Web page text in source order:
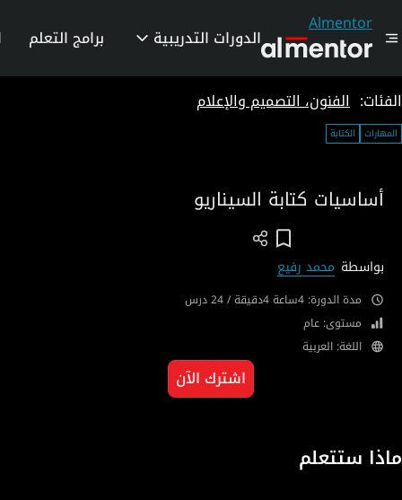
Almentor
الدورات التدريبية برامج التعلم
الفئات: الفنون، التصميم والإعلام
المهارات الكتابة
أساسيات كتابة السيناريو
بواسطة محمد رفيع
مدة الدورة: 4ساعة 4دقيقة / 24 درس
مستوى: عام
اللغة: العربية
اشترك الآن
ماذا ستتعلم